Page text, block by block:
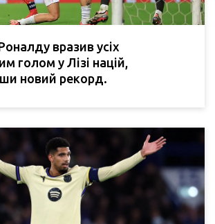
вразив усіх
голом у Лізі націй,
новий рекорд.